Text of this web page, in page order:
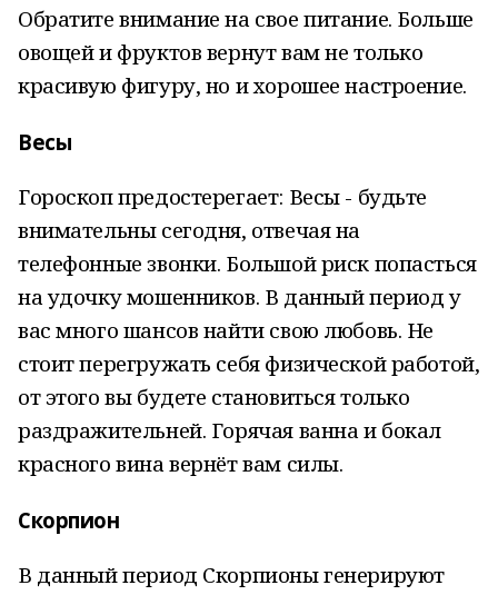
Обратите внимание на свое питание. Больше
овощей и фруктов вернут вам не только
красивую фигуру, но и хорошее настроение.
Весы
Гороскоп предостерегает: Весы - будьте
внимательны сегодня, отвечая на
телефонные звонки. Большой риск попасться
на удочку мошенников. В данный период у
вас много шансов найти свою любовь. Не
стоит перегружать себя физической работой,
от этого вы будете становиться только
раздражительней. Горячая ванна и бокал
красного вина вернёт вам силы.
Скорпион
В данный период Скорпионы генерируют